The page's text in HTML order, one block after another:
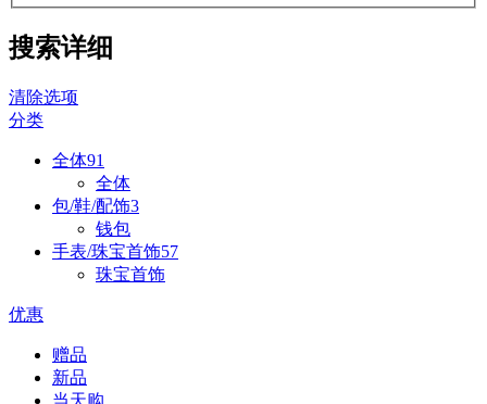
搜索详细
清除选项
分类
全体91
全体
包/鞋/配饰3
钱包
手表/珠宝首饰57
珠宝首饰
优惠
赠品
新品